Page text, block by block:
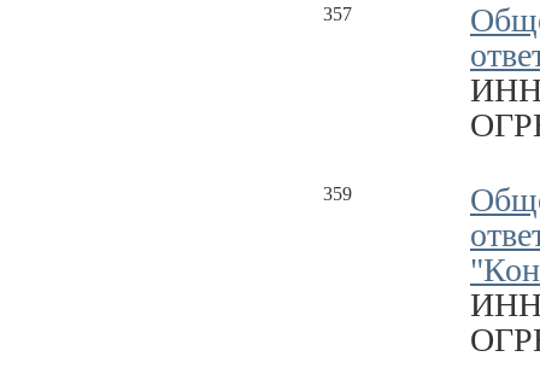
357
ИНН
359
ИНН